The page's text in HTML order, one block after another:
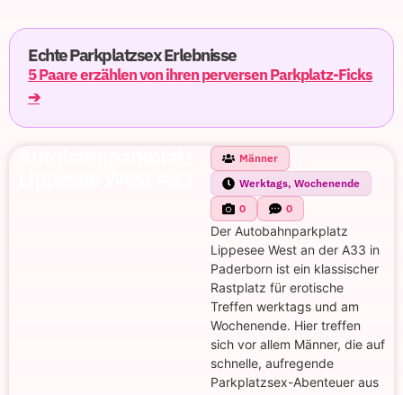
Echte Parkplatzsex Erlebnisse
5 Paare erzählen von ihren perversen Parkplatz-Ficks
➔
Männer
Werktags, Wochenende
0
0
Der Autobahnparkplatz
Lippesee West an der A33 in
Paderborn ist ein klassischer
Rastplatz für erotische
Treffen werktags und am
Wochenende. Hier treffen
sich vor allem Männer, die auf
schnelle, aufregende
Parkplatzsex-Abenteuer aus